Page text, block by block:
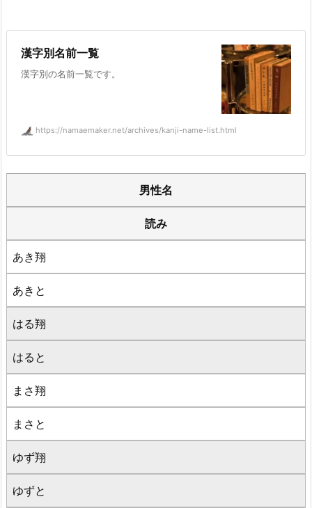
漢字別名前一覧
漢字別の名前一覧です。
https://namaemaker.net/archives/kanji-name-list.html
男性名
読み
あき翔
あきと
はる翔
はると
まさ翔
まさと
ゆず翔
ゆずと